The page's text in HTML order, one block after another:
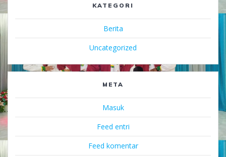
KATEGORI
Berita
Uncategorized
META
Masuk
Feed entri
Feed komentar